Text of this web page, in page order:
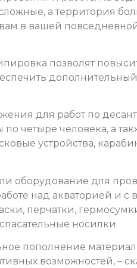
а территория
в вашей
позволят
для работ по
по четыре человека, а
устройства,
оборудование для
над акваторией и
перчатки,
носилки.
пополнение
возможностей, –